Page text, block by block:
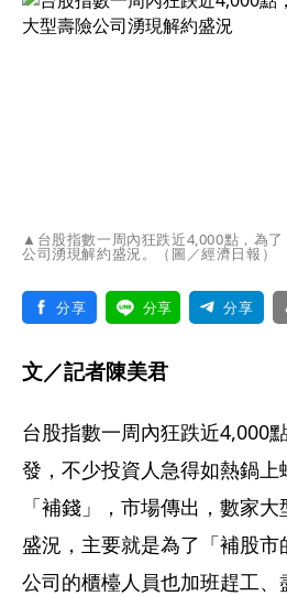
▲台股指數一周內狂跌近4,000點，為
公司湧現解約盛況。（圖／經濟日報）
分享 分享 分享
文／記者陳美君
台股指數一周內狂跌近4,000
發，不少投資人急得如熱鍋
「補錢」，市場傳出，數家
盛況，主要就是為了「補股
公司的櫃檯人員也加班趕工、